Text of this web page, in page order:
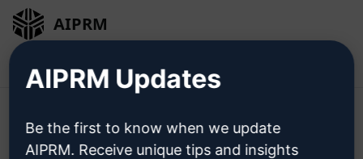
AIPRM
AIPRM Updates
Be the first to know when we update
AIPRM. Receive unique tips and insights